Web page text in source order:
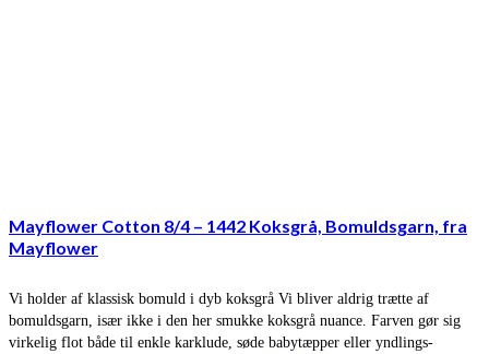
Mayflower Cotton 8/4 – 1442 Koksgrå, Bomuldsgarn, fra
Mayflower
Vi holder af klassisk bomuld i dyb koksgrå Vi bliver aldrig trætte af
bomuldsgarn, især ikke i den her smukke koksgrå nuance. Farven gør sig
virkelig flot både til enkle karklude, søde babytæpper eller yndlings-